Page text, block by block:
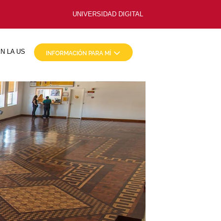
UNIVERSIDAD DIGITAL
LA US